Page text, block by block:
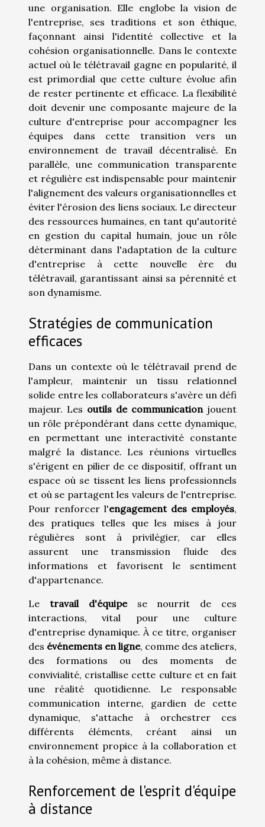
une organisation. Elle englobe la vision de
l'entreprise, ses traditions et son éthique,
façonnant ainsi l'identité collective et la
cohésion organisationnelle. Dans le contexte
actuel où le télétravail gagne en popularité, il
est primordial que cette culture évolue afin
de rester pertinente et efficace. La flexibilité
doit devenir une composante majeure de la
culture d'entreprise pour accompagner les
équipes dans cette transition vers un
environnement de travail décentralisé. En
parallèle, une communication transparente
et régulière est indispensable pour maintenir
l'alignement des valeurs organisationnelles et
éviter l'érosion des liens sociaux. Le directeur
des ressources humaines, en tant qu'autorité
en gestion du capital humain, joue un rôle
déterminant dans l'adaptation de la culture
d'entreprise à cette nouvelle ère du
télétravail, garantissant ainsi sa pérennité et
son dynamisme.
Stratégies de communication
efficaces
Dans un contexte où le télétravail prend de
l'ampleur, maintenir un tissu relationnel
solide entre les collaborateurs s'avère un défi
majeur. Les outils de communication jouent
un rôle prépondérant dans cette dynamique,
en permettant une interactivité constante
malgré la distance. Les réunions virtuelles
s'érigent en pilier de ce dispositif, offrant un
espace où se tissent les liens professionnels
et où se partagent les valeurs de l'entreprise.
Pour renforcer l'engagement des employés,
des pratiques telles que les mises à jour
régulières sont à privilégier, car elles
assurent une transmission fluide des
informations et favorisent le sentiment
d'appartenance.
Le travail d'équipese nourrit de ces
interactions, vital pour une culture
d'entreprise dynamique. À ce titre, organiser
des événements en ligne, comme des ateliers,
des formations ou des moments de
convivialité, cristallise cette culture et en fait
une réalité quotidienne. Le responsable
communication interne, gardien de cette
dynamique, s'attache à orchestrer ces
différents éléments, créant ainsi un
environnement propice à la collaboration et
à la cohésion, même à distance.
Renforcement de l'esprit d'équipe
à distance